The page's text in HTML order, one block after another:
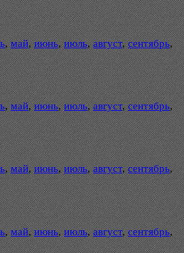
, май, июнь, июль, август, сентябрь,
, май, июнь, июль, август, сентябрь,
, май, июнь, июль, август, сентябрь,
, май, июнь, июль, август, сентябрь,